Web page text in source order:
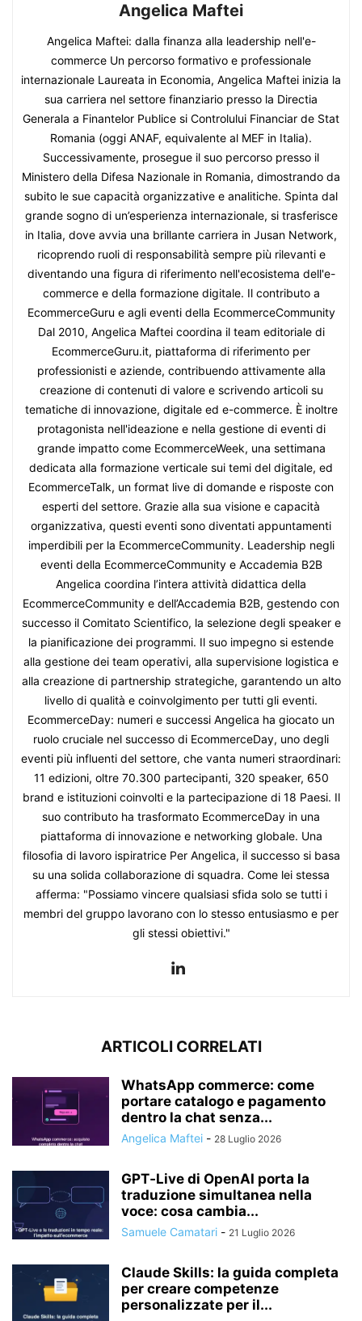
Angelica Maftei
Angelica Maftei: dalla finanza alla leadership nell'e-
commerce Un percorso formativo e professionale
internazionale Laureata in Economia, Angelica Maftei inizia la
sua carriera nel settore finanziario presso la Directia
Generala a Finantelor Publice si Controlului Financiar de Stat
Romania (oggi ANAF, equivalente al MEF in Italia).
Successivamente, prosegue il suo percorso presso il
Ministero della Difesa Nazionale in Romania, dimostrando da
subito le sue capacità organizzative e analitiche. Spinta dal
grande sogno di un’esperienza internazionale, si trasferisce
in Italia, dove avvia una brillante carriera in Jusan Network,
ricoprendo ruoli di responsabilità sempre più rilevanti e
diventando una figura di riferimento nell'ecosistema dell'e-
commerce e della formazione digitale. Il contributo a
EcommerceGuru e agli eventi della EcommerceCommunity
Dal 2010, Angelica Maftei coordina il team editoriale di
EcommerceGuru.it, piattaforma di riferimento per
professionisti e aziende, contribuendo attivamente alla
creazione di contenuti di valore e scrivendo articoli su
tematiche di innovazione, digitale ed e-commerce. È inoltre
protagonista nell'ideazione e nella gestione di eventi di
grande impatto come EcommerceWeek, una settimana
dedicata alla formazione verticale sui temi del digitale, ed
EcommerceTalk, un format live di domande e risposte con
esperti del settore. Grazie alla sua visione e capacità
organizzativa, questi eventi sono diventati appuntamenti
imperdibili per la EcommerceCommunity. Leadership negli
eventi della EcommerceCommunity e Accademia B2B
Angelica coordina l’intera attività didattica della
EcommerceCommunity e dell’Accademia B2B, gestendo con
successo il Comitato Scientifico, la selezione degli speaker e
la pianificazione dei programmi. Il suo impegno si estende
alla gestione dei team operativi, alla supervisione logistica e
alla creazione di partnership strategiche, garantendo un alto
livello di qualità e coinvolgimento per tutti gli eventi.
EcommerceDay: numeri e successi Angelica ha giocato un
ruolo cruciale nel successo di EcommerceDay, uno degli
eventi più influenti del settore, che vanta numeri straordinari:
11 edizioni, oltre 70.300 partecipanti, 320 speaker, 650
brand e istituzioni coinvolti e la partecipazione di 18 Paesi. Il
suo contributo ha trasformato EcommerceDay in una
piattaforma di innovazione e networking globale. Una
filosofia di lavoro ispiratrice Per Angelica, il successo si basa
su una solida collaborazione di squadra. Come lei stessa
afferma: "Possiamo vincere qualsiasi sfida solo se tutti i
membri del gruppo lavorano con lo stesso entusiasmo e per
gli stessi obiettivi."
ARTICOLI CORRELATI
WhatsApp commerce: come
portare catalogo e pagamento
dentro la chat senza...
Angelica Maftei - 28 Luglio 2026
GPT‑Live di OpenAI porta la
traduzione simultanea nella
voce: cosa cambia...
Samuele Camatari - 21 Luglio 2026
Claude Skills: la guida completa
per creare competenze
personalizzate per il...